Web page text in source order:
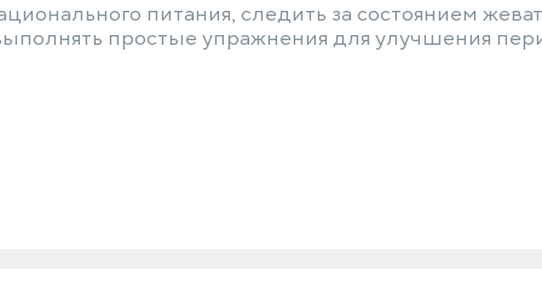
питания, следить за состоянием
простые упражнения для улучшения